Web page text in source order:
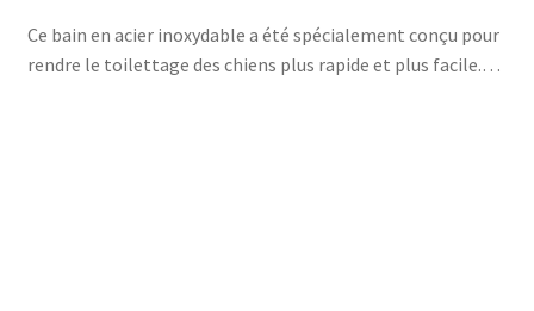
SÉCHOIR ▼
Ce bain en acier inoxydable a été spécialement conçu pour
rendre le toilettage des chiens plus rapide et plus facile.